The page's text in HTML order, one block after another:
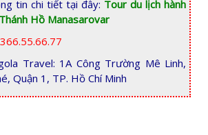
tin chi tiết tại đây: Tour du lịch hành
Hồ Manasarovar
Travel: 1A Công Trường Mê Linh,
Quận 1, TP. Hồ Chí Minh